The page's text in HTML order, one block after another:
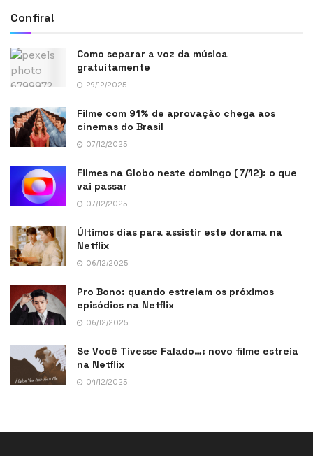
Confira!
Como separar a voz da música
gratuitamente
29/12/2025
Filme com 91% de aprovação chega aos
cinemas do Brasil
07/12/2025
Filmes na Globo neste domingo (7/12): o que
vai passar
07/12/2025
Últimos dias para assistir este dorama na
Netflix
06/12/2025
Pro Bono: quando estreiam os próximos
episódios na Netflix
06/12/2025
Se Você Tivesse Falado…: novo filme estreia
na Netflix
04/12/2025